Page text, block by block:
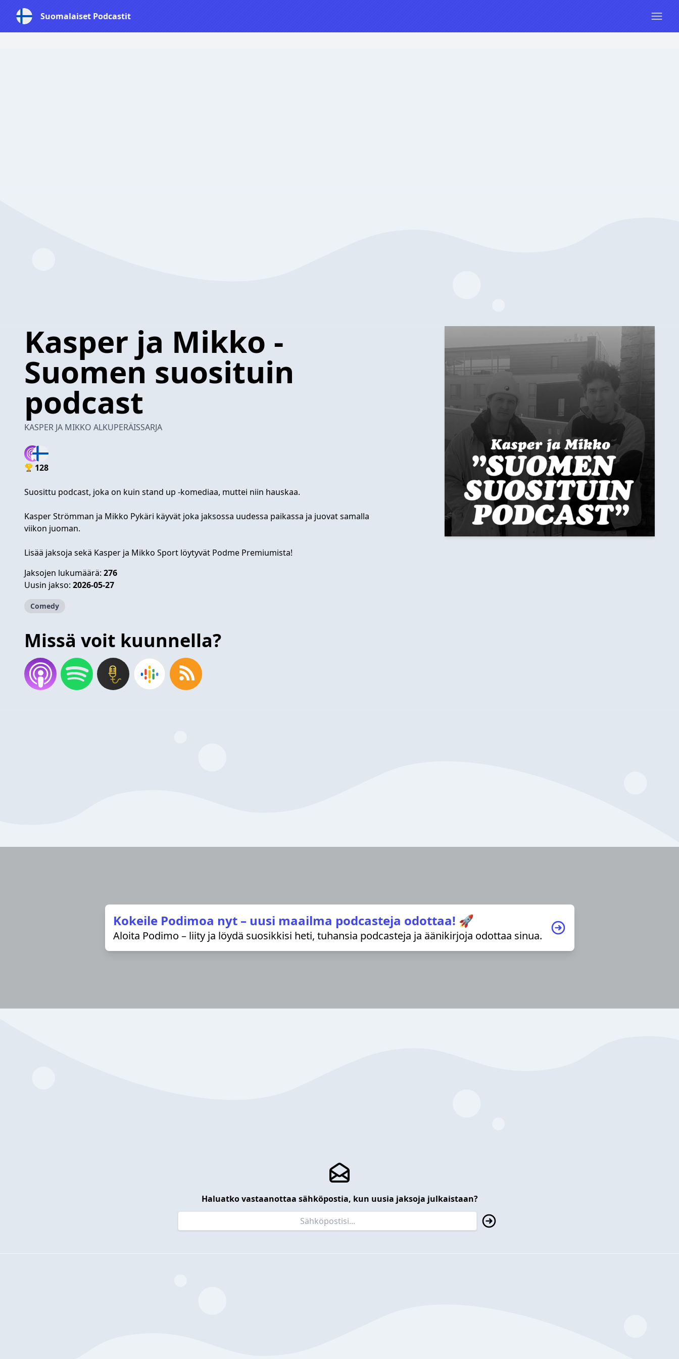
Suomalaiset Podcastit
Kasper ja Mikko -
Suomen suosituin
podcast
KASPER JA MIKKO ALKUPERÄISSARJA
128
Suosittu podcast, joka on kuin stand up -komediaa, muttei niin hauskaa.
Kasper Strömman ja Mikko Pykäri käyvät joka jaksossa uudessa paikassa ja juovat samalla
viikon juoman.
Lisää jaksoja sekä Kasper ja Mikko Sport löytyvät Podme Premiumista!
Jaksojen lukumäärä: 276
Uusin jakso: 2026-05-27
Comedy
Missä voit kuunnella?
Kokeile Podimoa nyt – uusi maailma podcasteja odottaa! 🚀
Aloita Podimo – liity ja löydä suosikkisi heti, tuhansia podcasteja ja äänikirjoja odottaa sinua.
Haluatko vastaanottaa sähköpostia, kun uusia jaksoja julkaistaan?